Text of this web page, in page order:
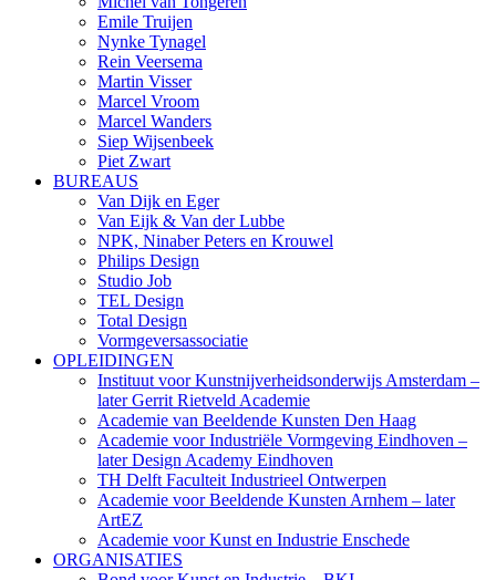
Emile Truijen
Nynke Tynagel
Rein Veersema
Martin Visser
Marcel Vroom
Marcel Wanders
Siep Wijsenbeek
Piet Zwart
BUREAUS
Van Dijk en Eger
Van Eijk & Van der Lubbe
NPK, Ninaber Peters en Krouwel
Philips Design
Studio Job
TEL Design
Total Design
Vormgeversassociatie
OPLEIDINGEN
Instituut voor Kunstnijverheidsonderwijs Amsterdam –
later Gerrit Rietveld Academie
Academie van Beeldende Kunsten Den Haag
Academie voor Industriële Vormgeving Eindhoven –
later Design Academy Eindhoven
TH Delft Faculteit Industrieel Ontwerpen
Academie voor Beeldende Kunsten Arnhem – later
ArtEZ
Academie voor Kunst en Industrie Enschede
ORGANISATIES